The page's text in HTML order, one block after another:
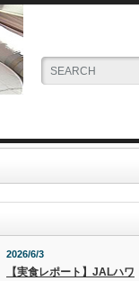
2026/6/3
【実食レポート】JALハワ